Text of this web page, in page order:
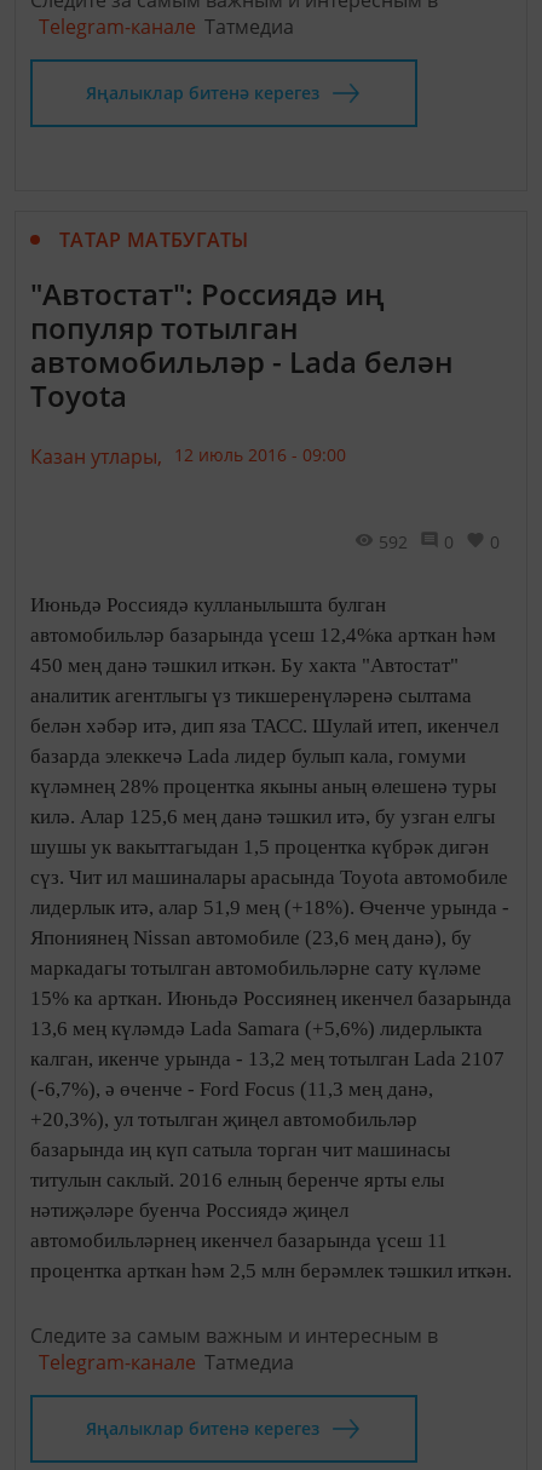
Telegram-канале Татмедиа
Яңалыклар битенә керегез
ТАТАР МАТБУГАТЫ
"Автостат": Россиядә иң
популяр тотылган
автомобильләр - Lada белән
Toyota
Казан утлары, 12 июль 2016 - 09:00
592 0 0
Июньдә Россиядә кулланылышта булган
автомобильләр базарында үсеш 12,4%ка арткан һәм
450 мең данә тәшкил иткән. Бу хакта "Автостат"
аналитик агентлыгы үз тикшеренүләренә сылтама
белән хәбәр итә, дип яза ТАСС. Шулай итеп, икенчел
базарда элеккечә Lada лидер булып кала, гомуми
күләмнең 28% процентка якыны аның өлешенә туры
килә. Алар 125,6 мең данә тәшкил итә, бу узган елгы
шушы ук вакыттагыдан 1,5 процентка күбрәк дигән
сүз. Чит ил машиналары арасында Toyota автомобиле
лидерлык итә, алар 51,9 мең (+18%). Өченче урында -
Япониянең Nissan автомобиле (23,6 мең данә), бу
маркадагы тотылган автомобильләрне сату күләме
15% ка арткан. Июньдә Россиянең икенчел базарында
13,6 мең күләмдә Lada Samara (+5,6%) лидерлыкта
калган, икенче урында - 13,2 мең тотылган Lada 2107
(-6,7%), ә өченче - Ford Focus (11,3 мең данә,
+20,3%), ул тотылган җиңел автомобильләр
базарында иң күп сатыла торган чит машинасы
титулын саклый. 2016 елның беренче ярты елы
нәтиҗәләре буенча Россиядә җиңел
автомобильләрнең икенчел базарында үсеш 11
процентка арткан һәм 2,5 млн берәмлек тәшкил иткән.
Следите за самым важным и интересным в
Telegram-канале Татмедиа
Яңалыклар битенә керегез